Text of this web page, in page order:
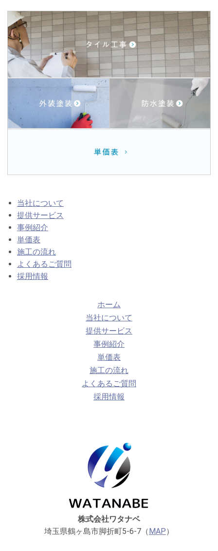
当社について
提供サービス
事例紹介
単価表
施工の流れ
よくあるご質問
採用情報
ホーム
当社について
提供サービス
事例紹介
単価表
施工の流れ
よくあるご質問
採用情報
株式会社ワタナベ
埼玉県鶴ヶ島市脚折町5-6-7（MAP）